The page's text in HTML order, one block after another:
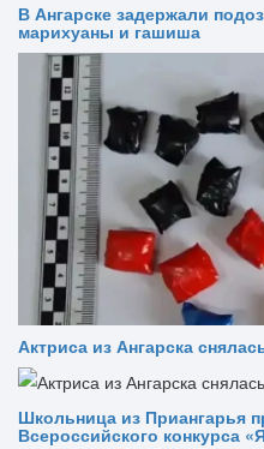
В Ангарске задержали
марихуаны и гашиша
Актриса из Ангарска
Школьница из Приангарья
Всероссийского конкурса